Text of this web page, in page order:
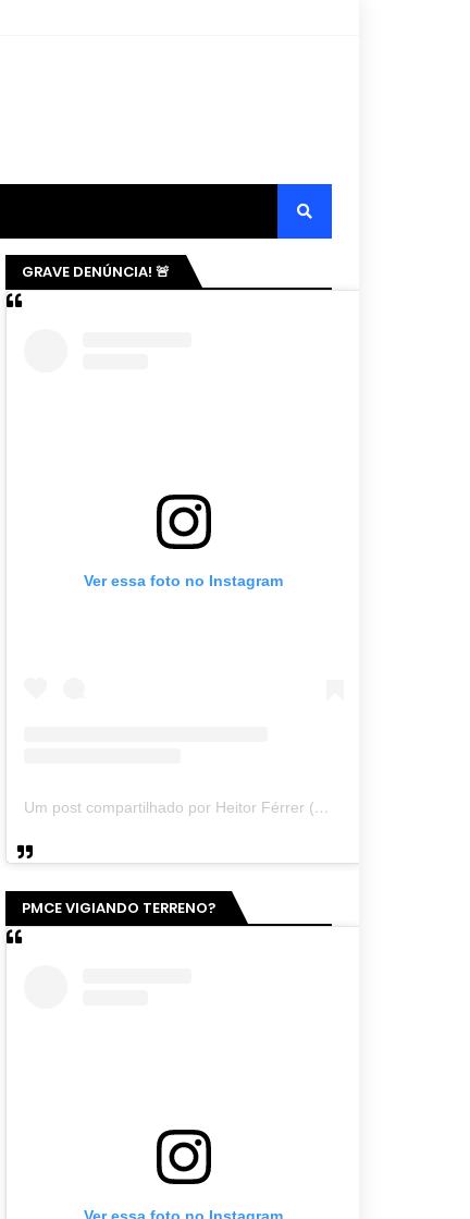
GRAVE DENÚNCIA! 🚨
Ver essa foto no Instagram
Um post compartilhado por Heitor Férrer (@heitor_ferrer77)
PMCE VIGIANDO TERRENO?